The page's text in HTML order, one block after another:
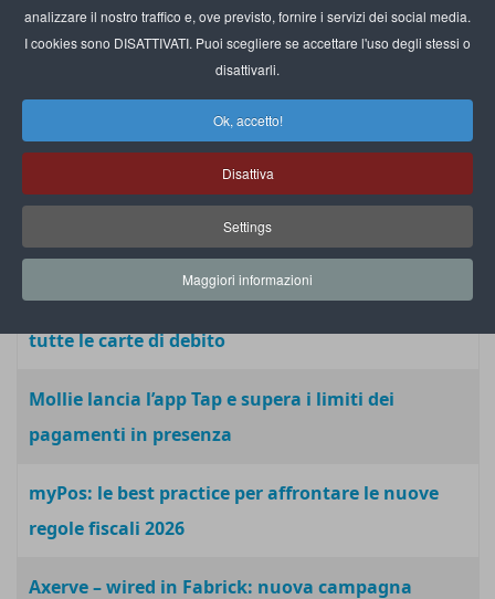
analizzare il nostro traffico e, ove previsto, fornire i servizi dei social media.
I cookies sono DISATTIVATI. Puoi scegliere se accettare l'uso degli stessi o
disattivarli.
Ok, accetto!
Disattiva
Settings
Maggiori informazioni
Titolo
Dojo integra Bancomat nei suoi terminali Pos per
Worldline lancia PagoQui per pagamenti pagoPA
nei negozi di prossimità
myPos lancia il nuovo registratore di cassa fiscale
collegato al Pos
SumUp: partnership con Bancomat per accettare
tutte le carte di debito
Mollie lancia l’app Tap e supera i limiti dei
pagamenti in presenza
myPos: le best practice per affrontare le nuove
regole fiscali 2026
Axerve – wired in Fabrick: nuova campagna